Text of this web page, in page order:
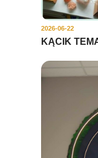
2026-06-22
KĄCIK